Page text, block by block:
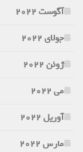
آگوست 2022
جولای 2022
ژوئن 2022
می 2022
آوریل 2022
مارس 2022